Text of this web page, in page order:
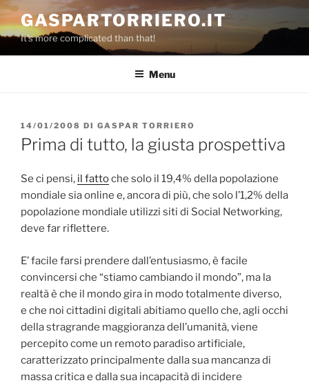
Salta
al
contenuto
GASPARTORRIERO.IT
It's more complicated than that!
Menu
PUBBLICATO
IL
14/01/2008 DI GASPAR TORRIERO
Prima di tutto, la giusta prospettiva
Se ci pensi, il fattoche solo il 19,4% della popolazione
mondiale sia online e, ancora di più, che solo l’1,2% della
popolazione mondiale utilizzi siti di Social Networking,
deve far riflettere.
E’ facile farsi prendere dall’entusiasmo, è facile
convincersi che “stiamo cambiando il mondo”, ma la
realtà è che il mondo gira in modo totalmente diverso,
e che noi cittadini digitali abitiamo quello che, agli occhi
della stragrande maggioranza dell’umanità, viene
percepito come un remoto paradiso artificiale,
caratterizzato principalmente dalla sua mancanza di
massa critica e dalla sua incapacità di incidere